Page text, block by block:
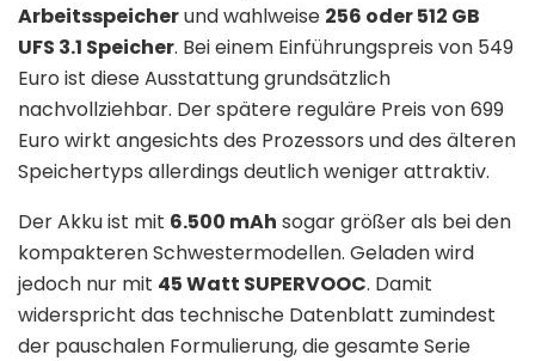
Arbeitsspeicherund wahlweise 256 oder 512 GB
UFS 3.1 Speicher. Bei einem Einführungspreis von 549
Euro ist diese Ausstattung grundsätzlich
nachvollziehbar. Der spätere reguläre Preis von 699
Euro wirkt angesichts des Prozessors und des älteren
Speichertyps allerdings deutlich weniger attraktiv.
Der Akku ist mit 6.500 mAh sogar größer als bei den
kompakteren Schwestermodellen. Geladen wird
jedoch nur mit 45 Watt SUPERVOOC. Damit
widerspricht das technische Datenblatt zumindest
der pauschalen Formulierung, die gesamte Serie